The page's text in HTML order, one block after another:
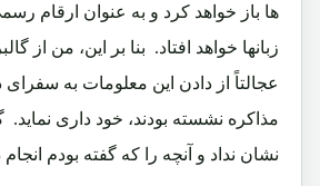
ها باز خواهد کرد و به عنوان ارقام
زبانها خواهد افتاد. بنا بر این، من از
عجالتاً از دادن این معلومات به سفرای
مذاکره نشسته بودند، خود داری نماید.
نشان نداد و آنچه را که گفته بودم انجام